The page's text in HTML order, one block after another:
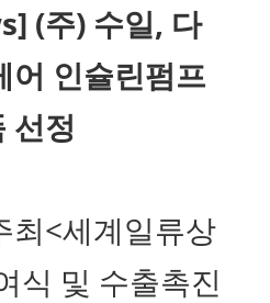
(주) 수일, 다
어 인슐린펌프
선정
최<세계일류상
식 및 수출촉진